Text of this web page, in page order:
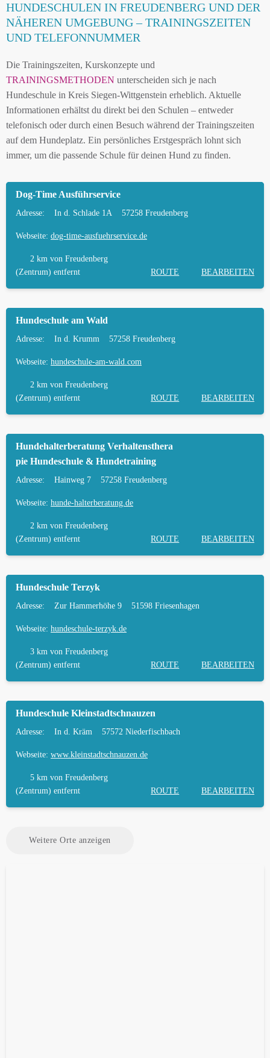
UMGEBUNG
HUNDESCHULEN IN FREUDENBERG UND DER
MOBILE HUNDETRAINER IN FREUDENBERG
UND UMGEBUNG
FREUDENBERG
HUNDEFREUNDLICHE ORTE UND
FREILAUFFLÄCHEN IN FREUDENBERG
KREIS SIEGEN-WITTGENSTEIN – ONLINE-TEST
HUNDEPLATZ MIETEN FÜR EINEN SICHEREN
FREILAUF
HÄUFIGE FRAGEN ZUR HUNDESCHULE IN
FREUDENBERG
TIERARZT UND NOTFALLTIERARZT IN
FREUDENBERG
HUNDESCHULEN IN FREUDENBERG UND DER
NÄHEREN UMGEBUNG – TRAININGSZEITEN
UND TELEFONNUMMER
Die Trainingszeiten, Kurskonzepte und
TRAININGSMETHODEN unterscheiden sich je nach
Hundeschule in Kreis Siegen-Wittgenstein erheblich. Aktuelle
Informationen erhältst du direkt bei den Schulen – entweder
telefonisch oder durch einen Besuch während der Trainingszeiten
auf dem Hundeplatz. Ein persönliches Erstgespräch lohnt sich
immer, um die passende Schule für deinen Hund zu finden.
Dog-Time Ausführservice
Adresse: In d. Schlade 1A 57258 Freudenberg
Webseite: dog-time-ausfuehrservice.de
2 km von Freudenberg
(Zentrum) entfernt
ROUTE BEARBEITEN
Hundeschule am Wald
Adresse: In d. Krumm 57258 Freudenberg
Webseite: hundeschule-am-wald.com
2 km von Freudenberg
(Zentrum) entfernt
ROUTE BEARBEITEN
Hundehalterberatung Verhaltensthera
pie Hundeschule & Hundetraining
Adresse: Hainweg 7 57258 Freudenberg
Webseite: hunde-halterberatung.de
2 km von Freudenberg
(Zentrum) entfernt
ROUTE BEARBEITEN
Hundeschule Terzyk
Adresse: Zur Hammerhöhe 9 51598 Friesenhagen
Webseite: hundeschule-terzyk.de
3 km von Freudenberg
(Zentrum) entfernt
ROUTE BEARBEITEN
Hundeschule Kleinstadtschnauzen
Adresse: In d. Kräm 57572 Niederfischbach
Webseite: www.kleinstadtschnauzen.de
5 km von Freudenberg
(Zentrum) entfernt
ROUTE BEARBEITEN
Weitere Orte anzeigen